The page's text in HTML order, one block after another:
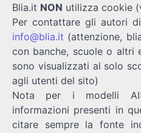
Blia.it NON utilizza cookie
Per contattare gli autori
info@blia.it (attenzione,
con banche, scuole o altri
sono visualizzati al solo
agli utenti del sito)
Nota per i modelli
informazioni presenti in
citare sempre la fonte